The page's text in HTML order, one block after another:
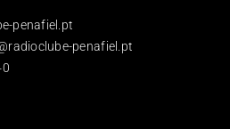
penafiel.pt
penafiel.pt